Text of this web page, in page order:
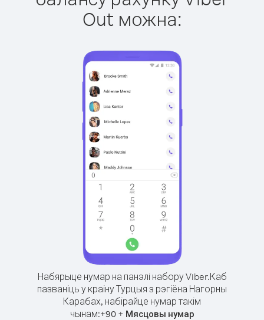
Out можна:
Набярыце нумар на панэлі набору Viber.Каб
пазваніць у краіну Турцыя з рэгіёна Нагорны
Карабах, набірайце нумар такім
чынам:+90+ Мясцовы нумар